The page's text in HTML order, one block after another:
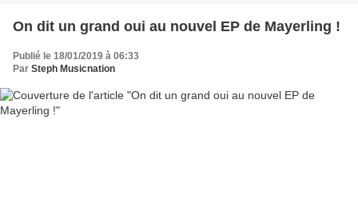
On dit un grand oui au nouvel EP de Mayerling !
Publié le 18/01/2019 à 06:33
Par Steph Musicnation